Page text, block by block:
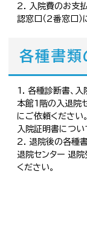
入院費のお支
認窓口（2番窓口
各種書類
各種診断書、入
本館1階の入退院
にご依頼ください。
入院証明書につい
退院後の各種
退院センター 退院
ください。